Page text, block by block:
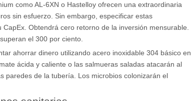
como AL-6XN o Hastelloy ofrecen una extraordinaria
sin esfuerzo. Sin embargo, especificar estas
Obtendrá cero retorno de la inversión mensurable.
el 300 por ciento.
ahorrar dinero utilizando acero inoxidable 304 básico en
ácida y caliente o las salmueras saladas atacarán al
paredes de la tubería. Los microbios colonizarán el